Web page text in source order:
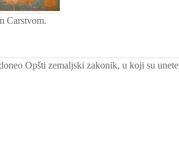
Carstvom.
Opšti zemaljski zakonik, u koji su unete